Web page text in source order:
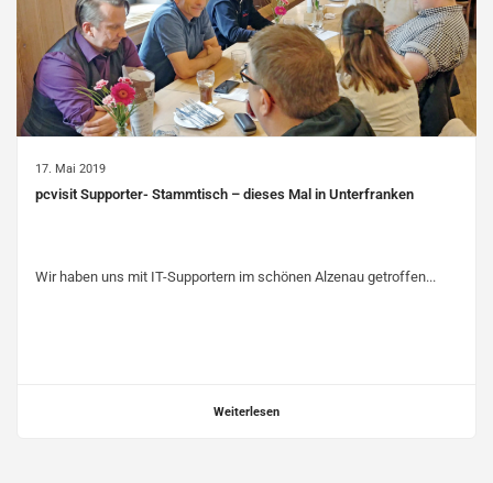
17. Mai 2019
pcvisit Supporter- Stammtisch – dieses Mal in Unterfranken
Wir haben uns mit IT-Supportern im schönen Alzenau getroffen...
Weiterlesen